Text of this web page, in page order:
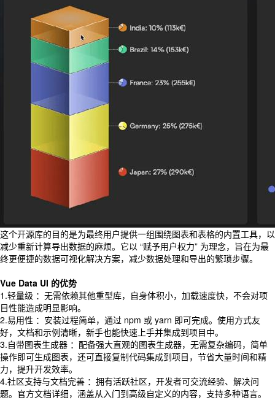
这个开源库的目的是为最终用户提供一组围绕图表和表格的内置工具，以
减少重新计算导出数据的麻烦。它以 “赋予用户权力” 为理念，旨在为最
终更便捷的数据可视化解决方案，减少数据处理和导出的繁琐步骤。
Vue Data UI 的优势
1.轻量级 ：无需依赖其他重型库，自身体积小，加载速度快，不会对项
目性能造成明显影响。
2.易用性 ：安装过程简单，通过 npm 或 yarn 即可完成。使用方式友
好，文档和示例清晰，新手也能快速上手并集成到项目中。
3.自带图表生成器 ：配备强大直观的图表生成器，无需复杂编码，简单
操作即可生成图表，还可直接复制代码集成到项目，节省大量时间和精
力，提升开发效率。
4.社区支持与文档完善 ：拥有活跃社区，开发者可交流经验、解决问
题。官方文档详细，涵盖从入门到高级自定义的内容，支持多种语言。